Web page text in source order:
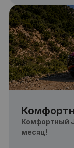
500 сум
Комфортный
месяц!